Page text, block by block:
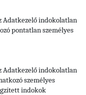
Adatkezelő indokolatlan
pontatlan személyes
Adatkezelő indokolatlan
személyes
indokok